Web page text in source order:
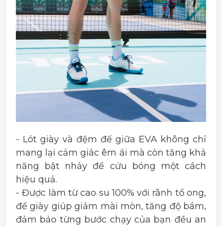
- Lót giày và đệm đế giữa EVA không chỉ
mang lại cảm giác êm ái mà còn tăng khả
năng bật nhảy để cứu bóng một cách
hiệu quả.
- Được làm từ cao su 100% với rãnh tổ ong,
đế giày giúp giảm mài mòn, tăng độ bám,
đảm bảo từng bước chạy của bạn đều an